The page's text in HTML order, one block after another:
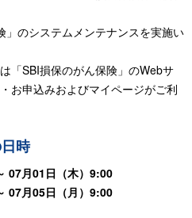
」のシステムメンテナンスを実施い
「SBI損保のがん保険」のWebサ
お申込みおよびマイページがご利
時
07月01日（木）9:00
07月05日（月）9:00